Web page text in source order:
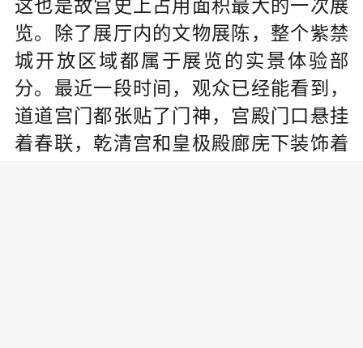
这也是故宫史上占用面积最大的一次展
览。除了展厅内的文物展陈，整个紫禁
城开放区域都属于展览的实景体验部
分。最近一段时间，观众已经能看到，
道道宫门都张贴了门神，宫殿门口悬挂
着春联，乾清宫和皇极殿廊庑下装饰着